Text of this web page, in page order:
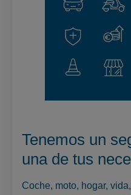
Tenemos un
una de tus
Coche, moto, hogar,